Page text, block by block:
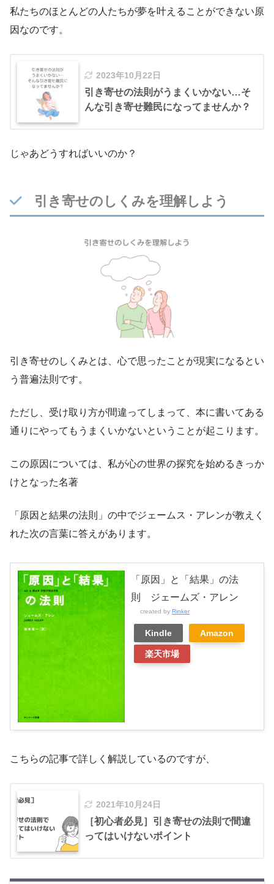
私たちのほとんどの人たちが夢を叶えることができない原
因なのです。
2023年10月22日
引き寄せの法則がうまくいかない…そ
んな引き寄せ難民になってませんか？
じゃあどうすればいいのか？
引き寄せのしくみを理解しよう
引き寄せのしくみとは、心で思ったことが現実になるとい
う普遍法則です。
ただし、受け取り方が間違ってしまって、本に書いてある
通りにやってもうまくいかないということが起こります。
この原因については、私が心の世界の探究を始めるきっか
けとなった名著
「原因と結果の法則」の中でジェームス・アレンが教えく
れた次の言葉に答えがあります。
「原因」と「結果」の法
則 ジェームズ・アレン
created by Rinker
Kindle Amazon
楽天市場
こちらの記事で詳しく解説しているのですが、
2021年10月24日
［初心者必見］引き寄せの法則で間違
ってはいけないポイント